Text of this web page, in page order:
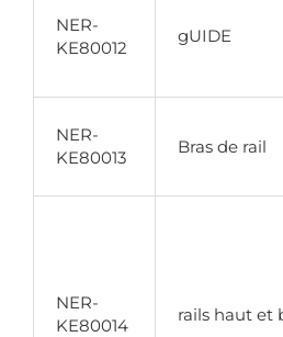
NER-
KE80012
gUIDE
NER-
KE80013
Bras de rail
NER-
KE80014
rails haut et